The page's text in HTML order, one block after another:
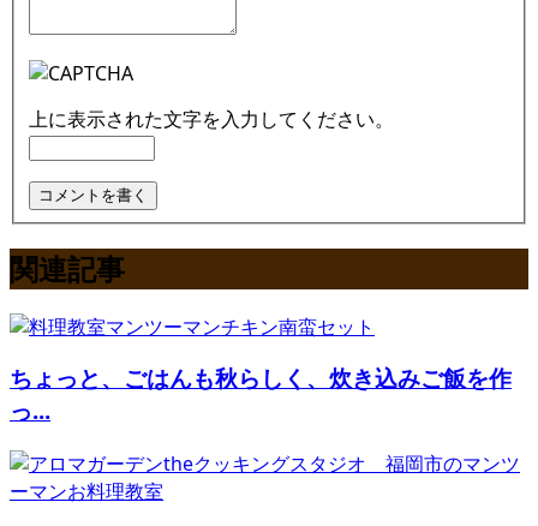
上に表示された文字を入力してください。
関連記事
ちょっと、ごはんも秋らしく、炊き込みご飯を作
っ...